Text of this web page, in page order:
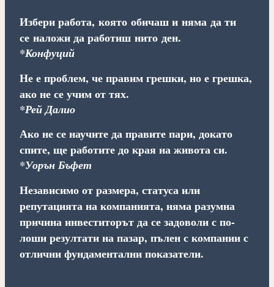
Избери работа, която обичаш и няма да ти
се наложи да работиш нито ден.
*Конфуций
Не е проблем, че правим грешки, но е грешка,
ако не се учим от тях.
*Рей Далио
Ако не се научите да правите пари, докато
спите, ще работите до края на живота си.
*Уорън Бъфет
Независимо от размера, статуса или
репутацията на компанията, няма разумна
причина инвеститорът да се задоволи с по-
лоши резултати на пазар, пълен с компании с
отлични фундаментални показатели.